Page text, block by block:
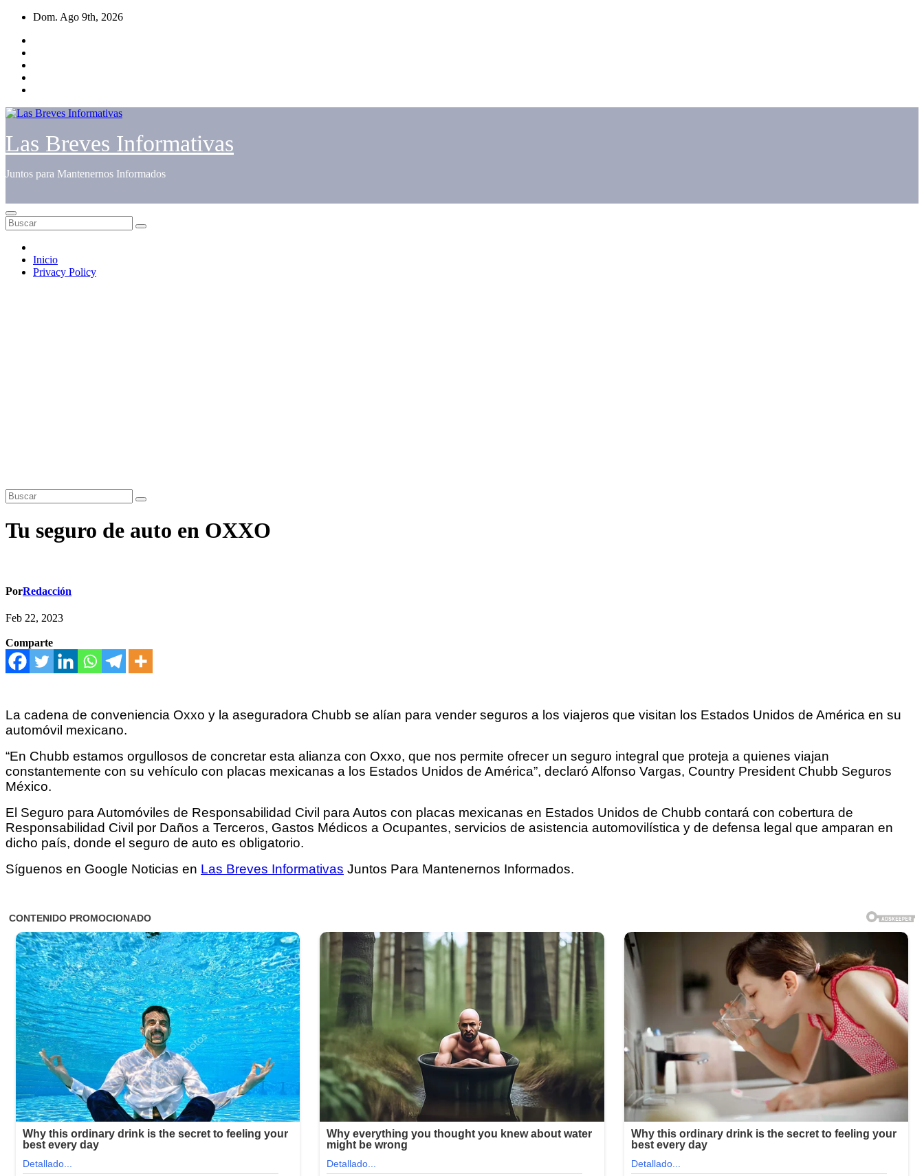
Saltar
contenido
Dom. Ago 9th, 2026
Las Breves Informativas
Juntos para Mantenernos Informados
Inicio
Privacy Policy
Tu seguro de auto en OXXO
PorRedacción
Feb 22, 2023
Comparte
La cadena de conveniencia Oxxo y la aseguradora Chubb se alían para vender seguros a los viajeros que visitan los Estados Unidos de América en su
automóvil mexicano.
“En Chubb estamos orgullosos de concretar esta alianza con Oxxo, que nos permite ofrecer un seguro integral que proteja a quienes viajan
constantemente con su vehículo con placas mexicanas a los Estados Unidos de América”, declaró Alfonso Vargas, Country President Chubb Seguros
México.
El Seguro para Automóviles de Responsabilidad Civil para Autos con placas mexicanas en Estados Unidos de Chubb contará con cobertura de
Responsabilidad Civil por Daños a Terceros, Gastos Médicos a Ocupantes, servicios de asistencia automovilística y de defensa legal que amparan en
dicho país, donde el seguro de auto es obligatorio.
Síguenos en Google Noticias en Las Breves Informativas Juntos Para Mantenernos Informados.